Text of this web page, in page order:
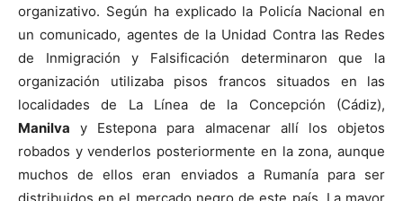
organizativo. Según ha explicado la Policía Nacional en
un comunicado, agentes de la Unidad Contra las Redes
de Inmigración y Falsificación determinaron que la
organización utilizaba pisos francos situados en las
localidades de La Línea de la Concepción (Cádiz),
Manilva y Estepona para almacenar allí los objetos
robados y venderlos posteriormente en la zona, aunque
muchos de ellos eran enviados a Rumanía para ser